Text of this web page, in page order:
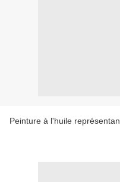
Peinture à l'huile